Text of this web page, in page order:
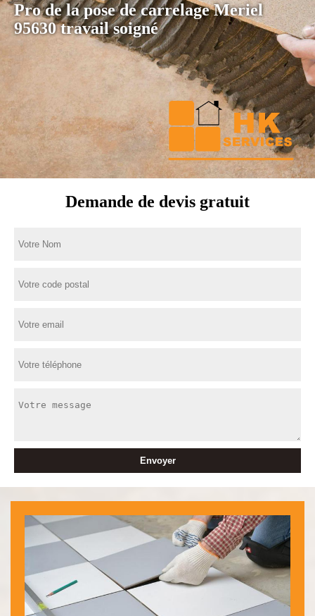
Pro de la pose de carrelage Meriel
95630 travail soigné
Demande de devis gratuit